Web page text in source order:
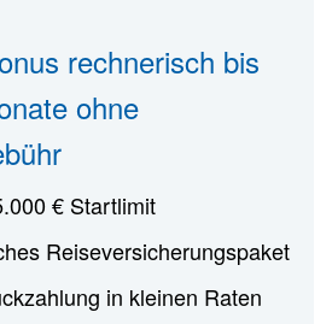
rechnerisch bis
ohne
€ Startlimit
Reiseversicherungspaket
in kleinen Raten